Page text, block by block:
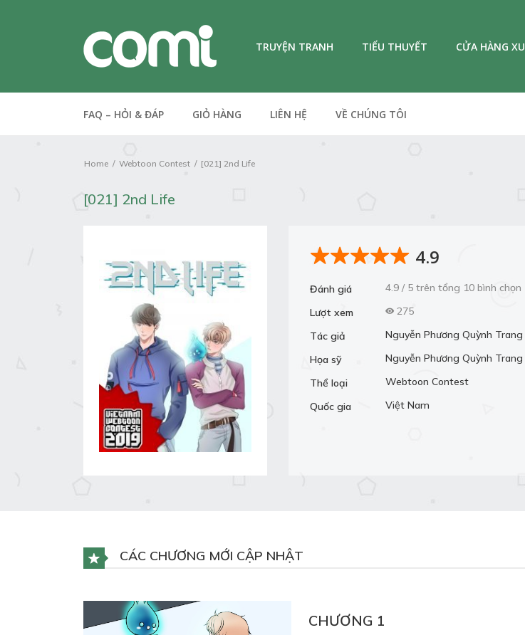
TRUYỆN TRANH TIỂU THUYẾT CỬA HÀNG XU
FAQ – HỎI & ĐÁP GIỎ HÀNG LIÊN HỆ VỀ CHÚNG TÔI
Home Webtoon Contest [021] 2nd Life
[021] 2nd Life
4.9
Đánh giá
4.9 / 5 trên tổng 10 bình chọn
Lượt xem
275
Tác giả
Nguyễn Phương Quỳnh Trang
Họa sỹ
Nguyễn Phương Quỳnh Trang
Thể loại
Webtoon Contest
Quốc gia
Việt Nam
CÁC CHƯƠNG MỚI CẬP NHẬT
CHƯƠNG 1